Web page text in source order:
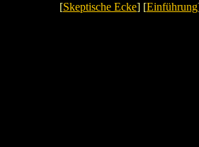
[Skeptische Ecke] [Einführung